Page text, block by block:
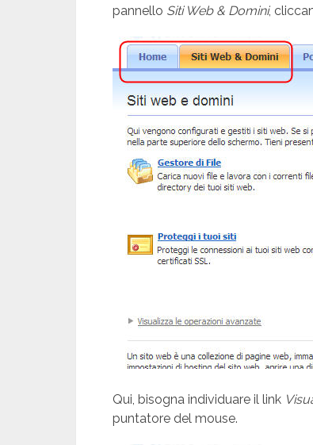
pannello Siti Web & Domini,
Qui, bisogna individuare il link
puntatore del mouse.